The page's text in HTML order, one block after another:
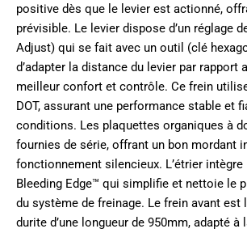
positive dès que le levier est actionné,
prévisible. Le levier dispose d’un réglage
Adjust) qui se fait avec un outil (clé
d’adapter la distance du levier par rapport
meilleur confort et contrôle. Ce frein
DOT, assurant une performance stable et
conditions. Les plaquettes organiques à
fournies de série, offrant un bon mordant
fonctionnement silencieux. L’étrier
Bleeding Edge™ qui simplifie et nettoie le
du système de freinage. Le frein avant est
durite d’une longueur de 950mm, adapté à